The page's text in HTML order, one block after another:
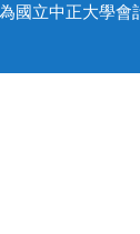
權為國立中